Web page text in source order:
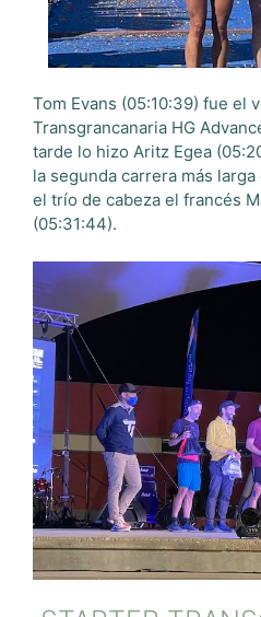
Tom Evans (05:10:39) fue el
Transgrancanaria HG
tarde lo hizo Aritz Egea
la segunda carrera más
el trío de cabeza el francés
(05:31:44).